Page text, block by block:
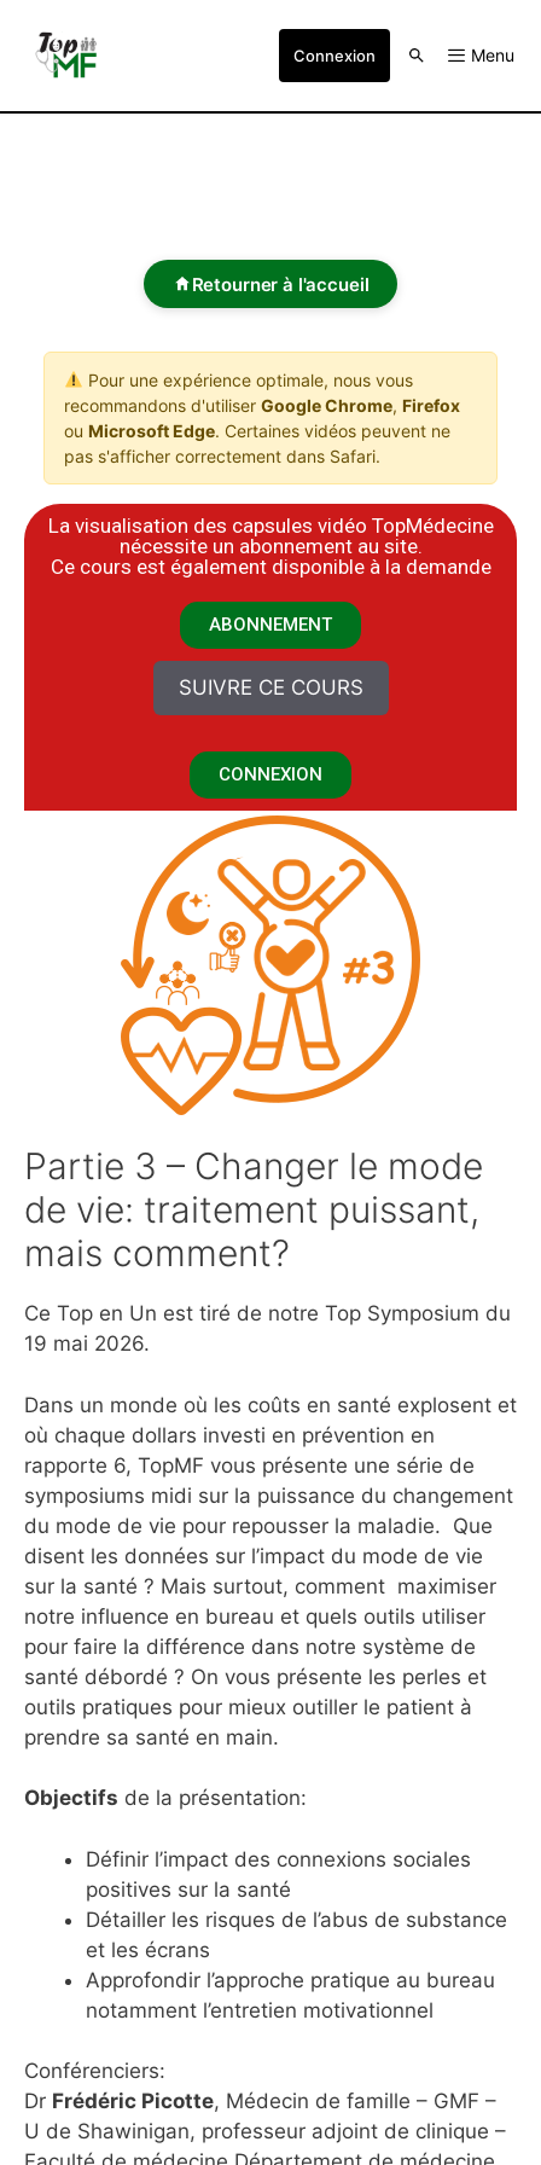
Connexion Menu
Retourner à l'accueil
Pour une expérience optimale, nous vous
recommandons d'utiliser Google Chrome, Firefox
ou Microsoft Edge. Certaines vidéos peuvent ne
pas s'afficher correctement dans Safari.
La visualisation des capsules vidéo TopMédecine
nécessite un abonnement au site.
​Ce cours est également disponible à la demande
ABONNEMENT
SUIVRE CE COURS
CONNEXION
Partie 3 – Changer le mode
de vie: traitement puissant,
mais comment?
Ce Top en Un est tiré de notre Top Symposium du
19 mai 2026.
Dans un monde où les coûts en santé explosent et
où chaque dollars investi en prévention en
rapporte 6, TopMF vous présente une série de
symposiums midi sur la puissance du changement
du mode de vie pour repousser la maladie. Que
disent les données sur l’impact du mode de vie
sur la santé ? Mais surtout, comment maximiser
notre influence en bureau et quels outils utiliser
pour faire la différence dans notre système de
santé débordé ? On vous présente les perles et
outils pratiques pour mieux outiller le patient à
prendre sa santé en main.
Objectifs de la présentation:
Définir l’impact des connexions sociales
positives sur la santé
Détailler les risques de l’abus de substance
et les écrans
Approfondir l’approche pratique au bureau
notamment l’entretien motivationnel
Conférenciers:
Dr Frédéric Picotte, Médecin de famille – GMF –
U de Shawinigan, professeur adjoint de clinique –